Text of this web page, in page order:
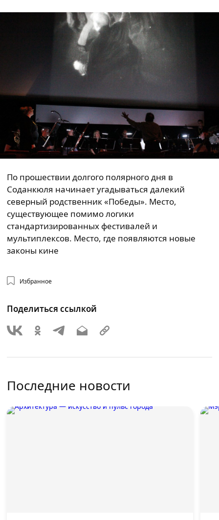
По прошествии долгого полярного дня в
Соданкюля начинает угадываться далекий
северный родственник «Победы». Место,
существующее помимо логики
стандартизированных фестивалей и
мультиплексов. Место, где появляются новые
законы кине
Избранное
Поделиться ссылкой
Последние новости